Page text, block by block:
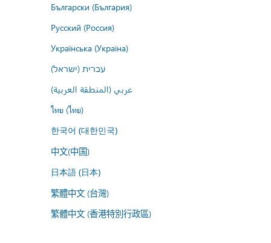
Български (България)
Русский (Россия)
Українська (Україна)
עברית (ישראל)
عربي (المنطقة العربية)
ไทย (ไทย)
한국어 (대한민국)
中文(中国)
日本語 (日本)
繁體中文 (台灣)
繁體中文 (香港特別行政區)